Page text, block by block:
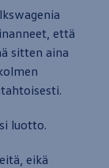
että
sitten aina
luotto.
eikä